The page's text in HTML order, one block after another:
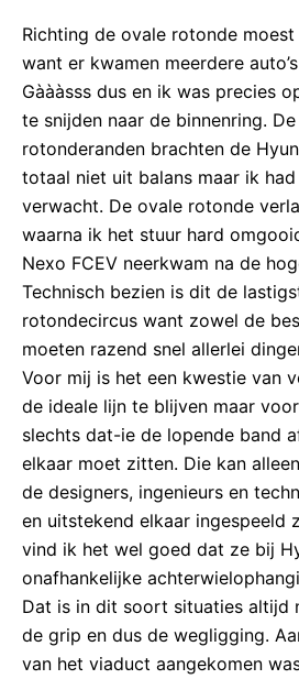
Richting de ovale rotonde
want er kwamen meerdere
Gàààsss dus en ik was precies
te snijden naar de binnenring.
rotonderanden brachten de
totaal niet uit balans maar ik
verwacht. De ovale rotonde
waarna ik het stuur hard
Nexo FCEV neerkwam na de
Technisch bezien is dit de
rotondecircus want zowel de
moeten razend snel allerlei
Voor mij is het een kwestie van
de ideale lijn te blijven maar
slechts dat-ie de lopende band
elkaar moet zitten. Die kan
de designers, ingenieurs en
en uitstekend elkaar ingespeeld
vind ik het wel goed dat ze bij
onafhankelijke
Dat is in dit soort situaties altijd
de grip en dus de wegligging.
van het viaduct aangekomen